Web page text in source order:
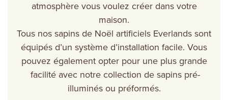
atmosphère vous voulez créer dans votre
maison.
Tous nos sapins de Noël artificiels Everlands sont
équipés d’un système d’installation facile. Vous
pouvez également opter pour une plus grande
facilité avec notre collection de sapins pré-
illuminés ou préformés.